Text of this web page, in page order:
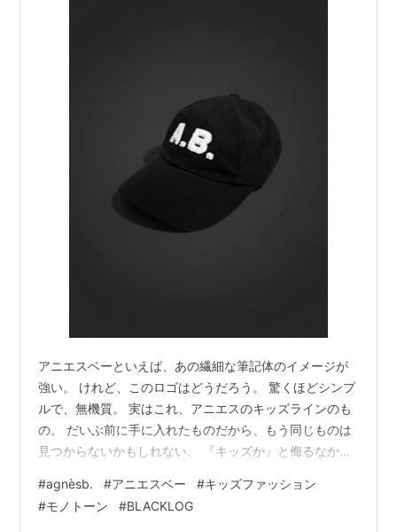
アニエスベーといえば、あの繊細な筆記体のイメージが
強い。 けれど、このロゴはどうだろう。 驚くほどシンプ
ルで、無機質。 実はこれ、アニエスのキッズラインのも
の。 だいぶ前に手に入れたものだから、もう同じものは
見つからないかもしれない。 『キッズか』と侮るなか
スは、むしろ大人用より削ぎ落とされている。 壁に掛か
っているのを見るたび、自分も被りたくなる。 もし自分
#agnèsb. #アニエスベー #キッズファッション
#モノトーン #BLACKLOG